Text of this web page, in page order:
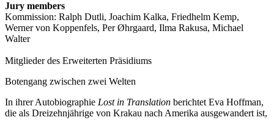
Jury members
Kommission: Ralph Dutli, Joachim Kalka, Friedhelm Kemp,
Werner von Koppenfels, Per Øhrgaard, Ilma Rakusa, Michael
Walter
Mitglieder des Erweiterten Präsidiums
Botengang zwischen zwei Welten
In ihrer Autobiographie Lost in Translation berichtet Eva Hoffman,
die als Dreizehnjährige von Krakau nach Amerika ausgewandert ist,